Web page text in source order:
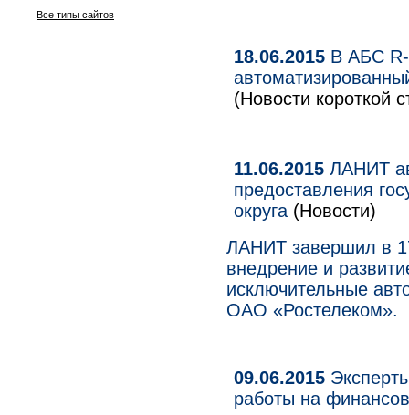
Все типы сайтов
18.06.2015 В АБС R-
(Новости короткой
11.06.2015 ЛАНИТ
предоставления
округа (Новости)
ЛАНИТ завершил в
внедрение и
исключительные
ОАО «Ростелеком».
09.06.2015
работы на